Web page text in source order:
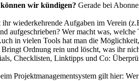
wir kündigen? Gerade bei
ihr wiederkehrende Aufgaben im Verein
aufgeschrieben? Wer macht was,
in vielen Tools hat man die
Ordnung rein und löscht, was ihr
Checklisten, Linktipps und Co:
Projektmanagementsystem gilt hier: